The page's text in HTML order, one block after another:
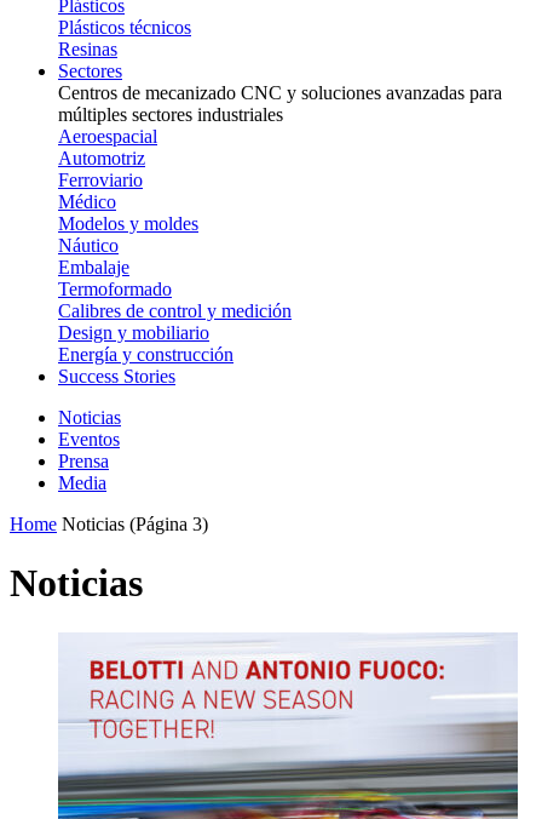
Plásticos
Plásticos técnicos
Resinas
Sectores
Centros de mecanizado CNC y soluciones avanzadas para
múltiples sectores industriales
Aeroespacial
Automotriz
Ferroviario
Médico
Modelos y moldes
Náutico
Embalaje
Termoformado
Calibres de control y medición
Design y mobiliario
Energía y construcción
Success Stories
Noticias
Eventos
Prensa
Media
Home Noticias (Página 3)
Noticias